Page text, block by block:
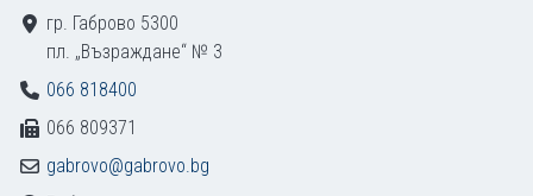
гр. Габрово 5300
пл. „Възраждане“ № 3
066 818400
066 809371
gabrovo@gabrovo.bg